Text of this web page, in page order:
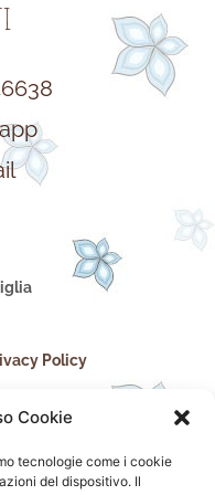
Cookie
tecnologie come i cookie
del dispositivo. Il
Policy